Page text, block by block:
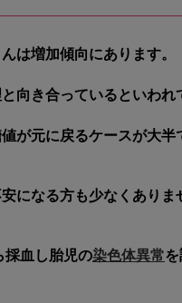
は増加傾向にあります。
向き合っている といわれ
が元に戻るケースが大半
になる方も少なくありま
採血し胎児の染色体異常